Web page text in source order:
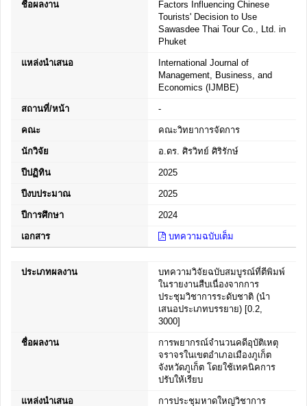
ชื่อผลงาน
Factors Influencing Chinese
Tourists' Decision to Use
Sawasdee Thai Tour Co., Ltd. in
Phuket
แหล่งนำเสนอ
International Journal of
Management, Business, and
Economics (IJMBE)
สถานที่/หน้า -
คณะ คณะวิทยาการจัดการ
นักวิจัย อ.ดร. ศิรวิทย์ ศิริรักษ์
ปีปฏิทิน 2025
ปีงบประมาณ 2025
ปีการศึกษา 2024
เอกสาร บทความฉบับเต็ม
ประเภทผลงาน
บทความวิจัยฉบับสมบูรณ์ที่ตีพิมพ์
ในรายงานสืบเนื่องจากการ
ประชุมวิชาการระดับชาติ (นำ
เสนอประเภทบรรยาย) [0.2,
3000]
ชื่อผลงาน
การพยากรณ์จำนวนคดีอุบัติเหตุ
จราจรในเขตอำเภอเมืองภูเก็ต
จังหวัดภูเก็ต โดยใช้เทคนิคการ
ปรับให้เรียบ
แหล่งนำเสนอ
การประชุมหาดใหญ่วิชาการ